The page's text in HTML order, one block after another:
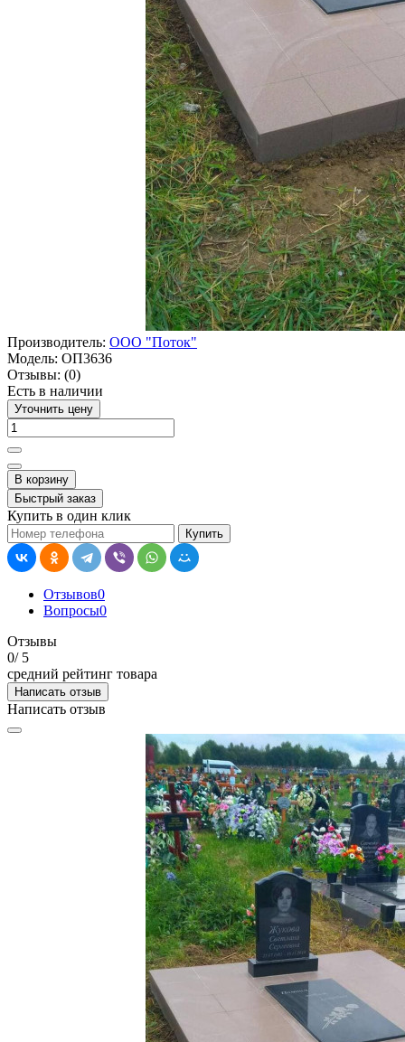
Производитель: ООО "Поток"
Модель: ОП3636
Отзывы: (0)
Есть в наличии
Уточнить цену
В корзину
Быстрый заказ
Купить в один клик
Купить
Отзывов0
Вопросы0
Отзывы
0/ 5
средний рейтинг товара
Написать отзыв
Написать отзыв